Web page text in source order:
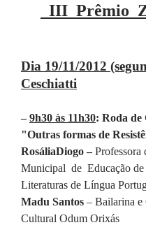
III Prêmio
Dia 19/11/2012
Ceschiatti
–9h30 às 11h30: Roda de
"Outras formas de
RosáliaDiogo –Professora
Municipal de Educação de
Literaturas de Língua
Madu Santos – Bailarina e
Cultural Odum Orixás